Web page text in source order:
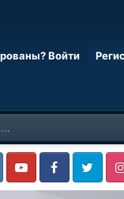
Войти
YouTube FacebookTwitter